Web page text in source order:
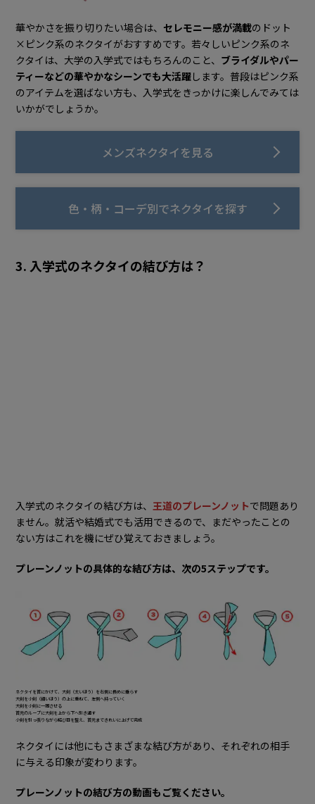
華やかさを振り切りたい場合は、 セレモニー感が満載のドット
×ピンク系のネクタイがおすすめです。若々しいピンク系のネ
クタイは、大学の入学式ではもちろんのこと、 ブライダルやパー
ティーなどの華やかなシーンでも大活躍します。普段はピンク系
のアイテムを選ばない方も、入学式をきっかけに楽しんでみては
いかがでしょうか。
メンズネクタイを見る
色・柄・コーデ別でネクタイを探す
3. 入学式のネクタイの結び方は？
入学式のネクタイの結び方は、王道のプレーンノットで問題あり
ません。就活や結婚式でも活用できるので、まだやったことの
ない方はこれを機にぜひ覚えておきましょう。
プレーンノットの具体的な結び方は、次の5ステップです。
ネクタイを首にかけて、大剣（太いほう）を右側に長めに垂らす
大剣を小剣（細いほう）の上に重ねて、左側へ持っていく
大剣を小剣に一周させる
首元のループに大剣を上から下へ引き通す
小剣を引っ張りながら結び目を整え、首元まできれいに上げて完成
ネクタイには他にもさまざまな結び方があり、それぞれの相手
に与える印象が変わります。
プレーンノットの結び方の動画もご覧ください。